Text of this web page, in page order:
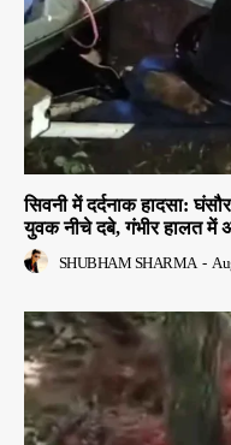
सिवनी में दर्दनाक हादसा:
युवक नीचे दबे, गंभीर हालत में
SHUBHAM SHARMA -